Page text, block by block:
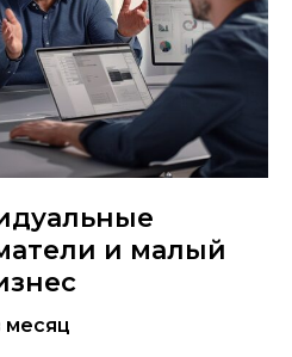
и малый
месяц